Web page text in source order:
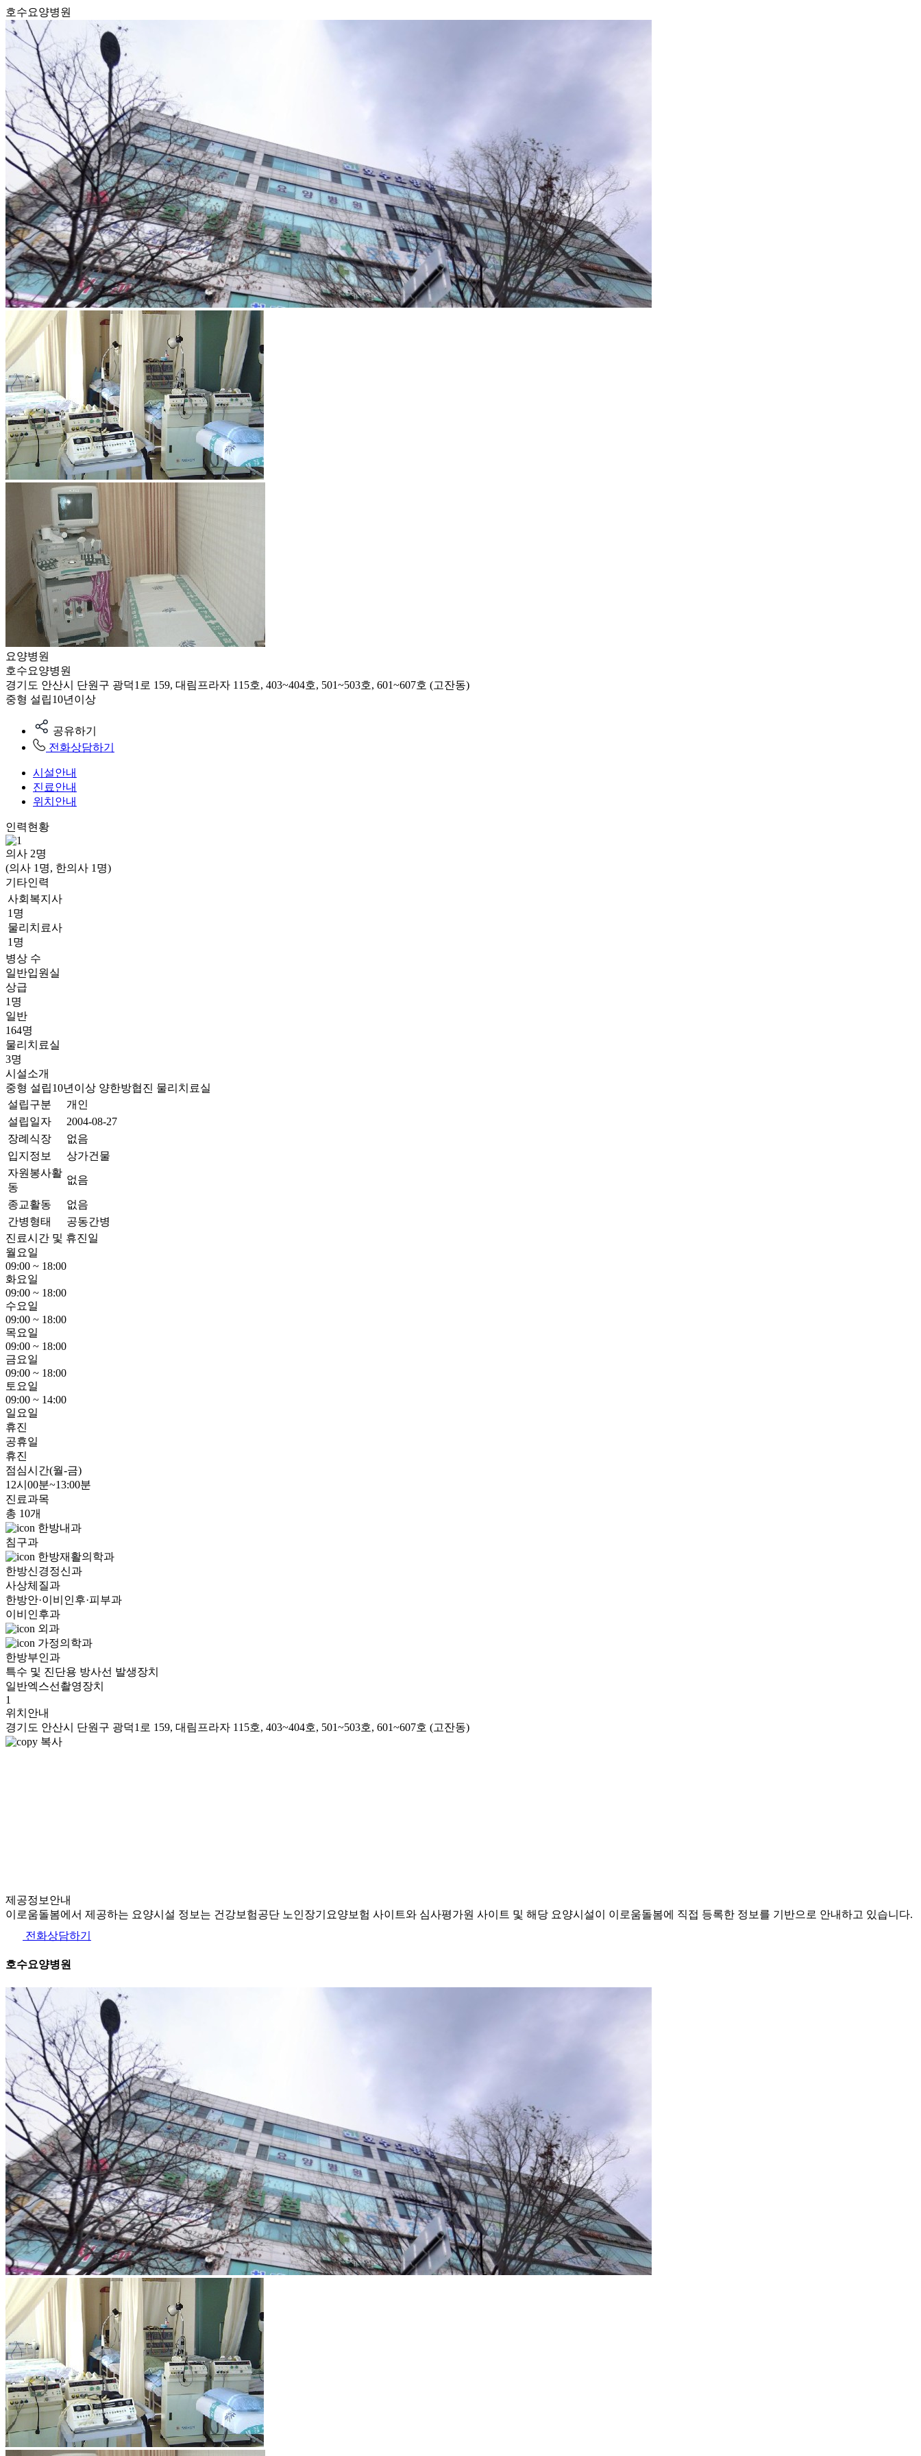
호수요양병원
요양병원
호수요양병원
경기도 안산시 단원구 광덕1로 159, 대림프라자 115호, 403~404호, 501~503호, 601~607호 (고잔동)
중형 설립10년이상
공유하기
전화상담하기
시설안내
진료안내
위치안내
인력현황
의사 2명
(의사 1명, 한의사 1명)
기타인력
사회복지사
1명
물리치료사
1명
병상 수
일반입원실
상급
1명
일반
164명
물리치료실
3명
시설소개
중형 설립10년이상 양한방협진 물리치료실
설립구분
개인
설립일자
2004-08-27
장례식장
없음
입지정보
상가건물
자원봉사활
동
없음
종교활동
없음
간병형태
공동간병
진료시간 및 휴진일
월요일
09:00 ~ 18:00
화요일
09:00 ~ 18:00
수요일
09:00 ~ 18:00
목요일
09:00 ~ 18:00
금요일
09:00 ~ 18:00
토요일
09:00 ~ 14:00
일요일
휴진
공휴일
휴진
점심시간(월-금)
12시00분~13:00분
진료과목
총 10개
한방내과
침구과
한방재활의학과
한방신경정신과
사상체질과
한방안·이비인후·피부과
이비인후과
외과
가정의학과
한방부인과
특수 및 진단용 방사선 발생장치
일반엑스선촬영장치
1
위치안내
경기도 안산시 단원구 광덕1로 159, 대림프라자 115호, 403~404호, 501~503호, 601~607호 (고잔동)
복사
제공정보안내
이로움돌봄에서 제공하는 요양시설 정보는 건강보험공단 노인장기요양보험 사이트와 심사평가원 사이트 및 해당 요양시설이 이로움돌봄에 직접 등록한 정보를 기반으로 안내하고 있습니다.
전화상담하기
호수요양병원